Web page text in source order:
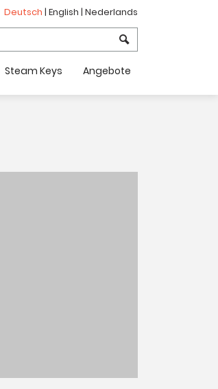
Deutsch | English | Nederlands
Steam Keys Angebote